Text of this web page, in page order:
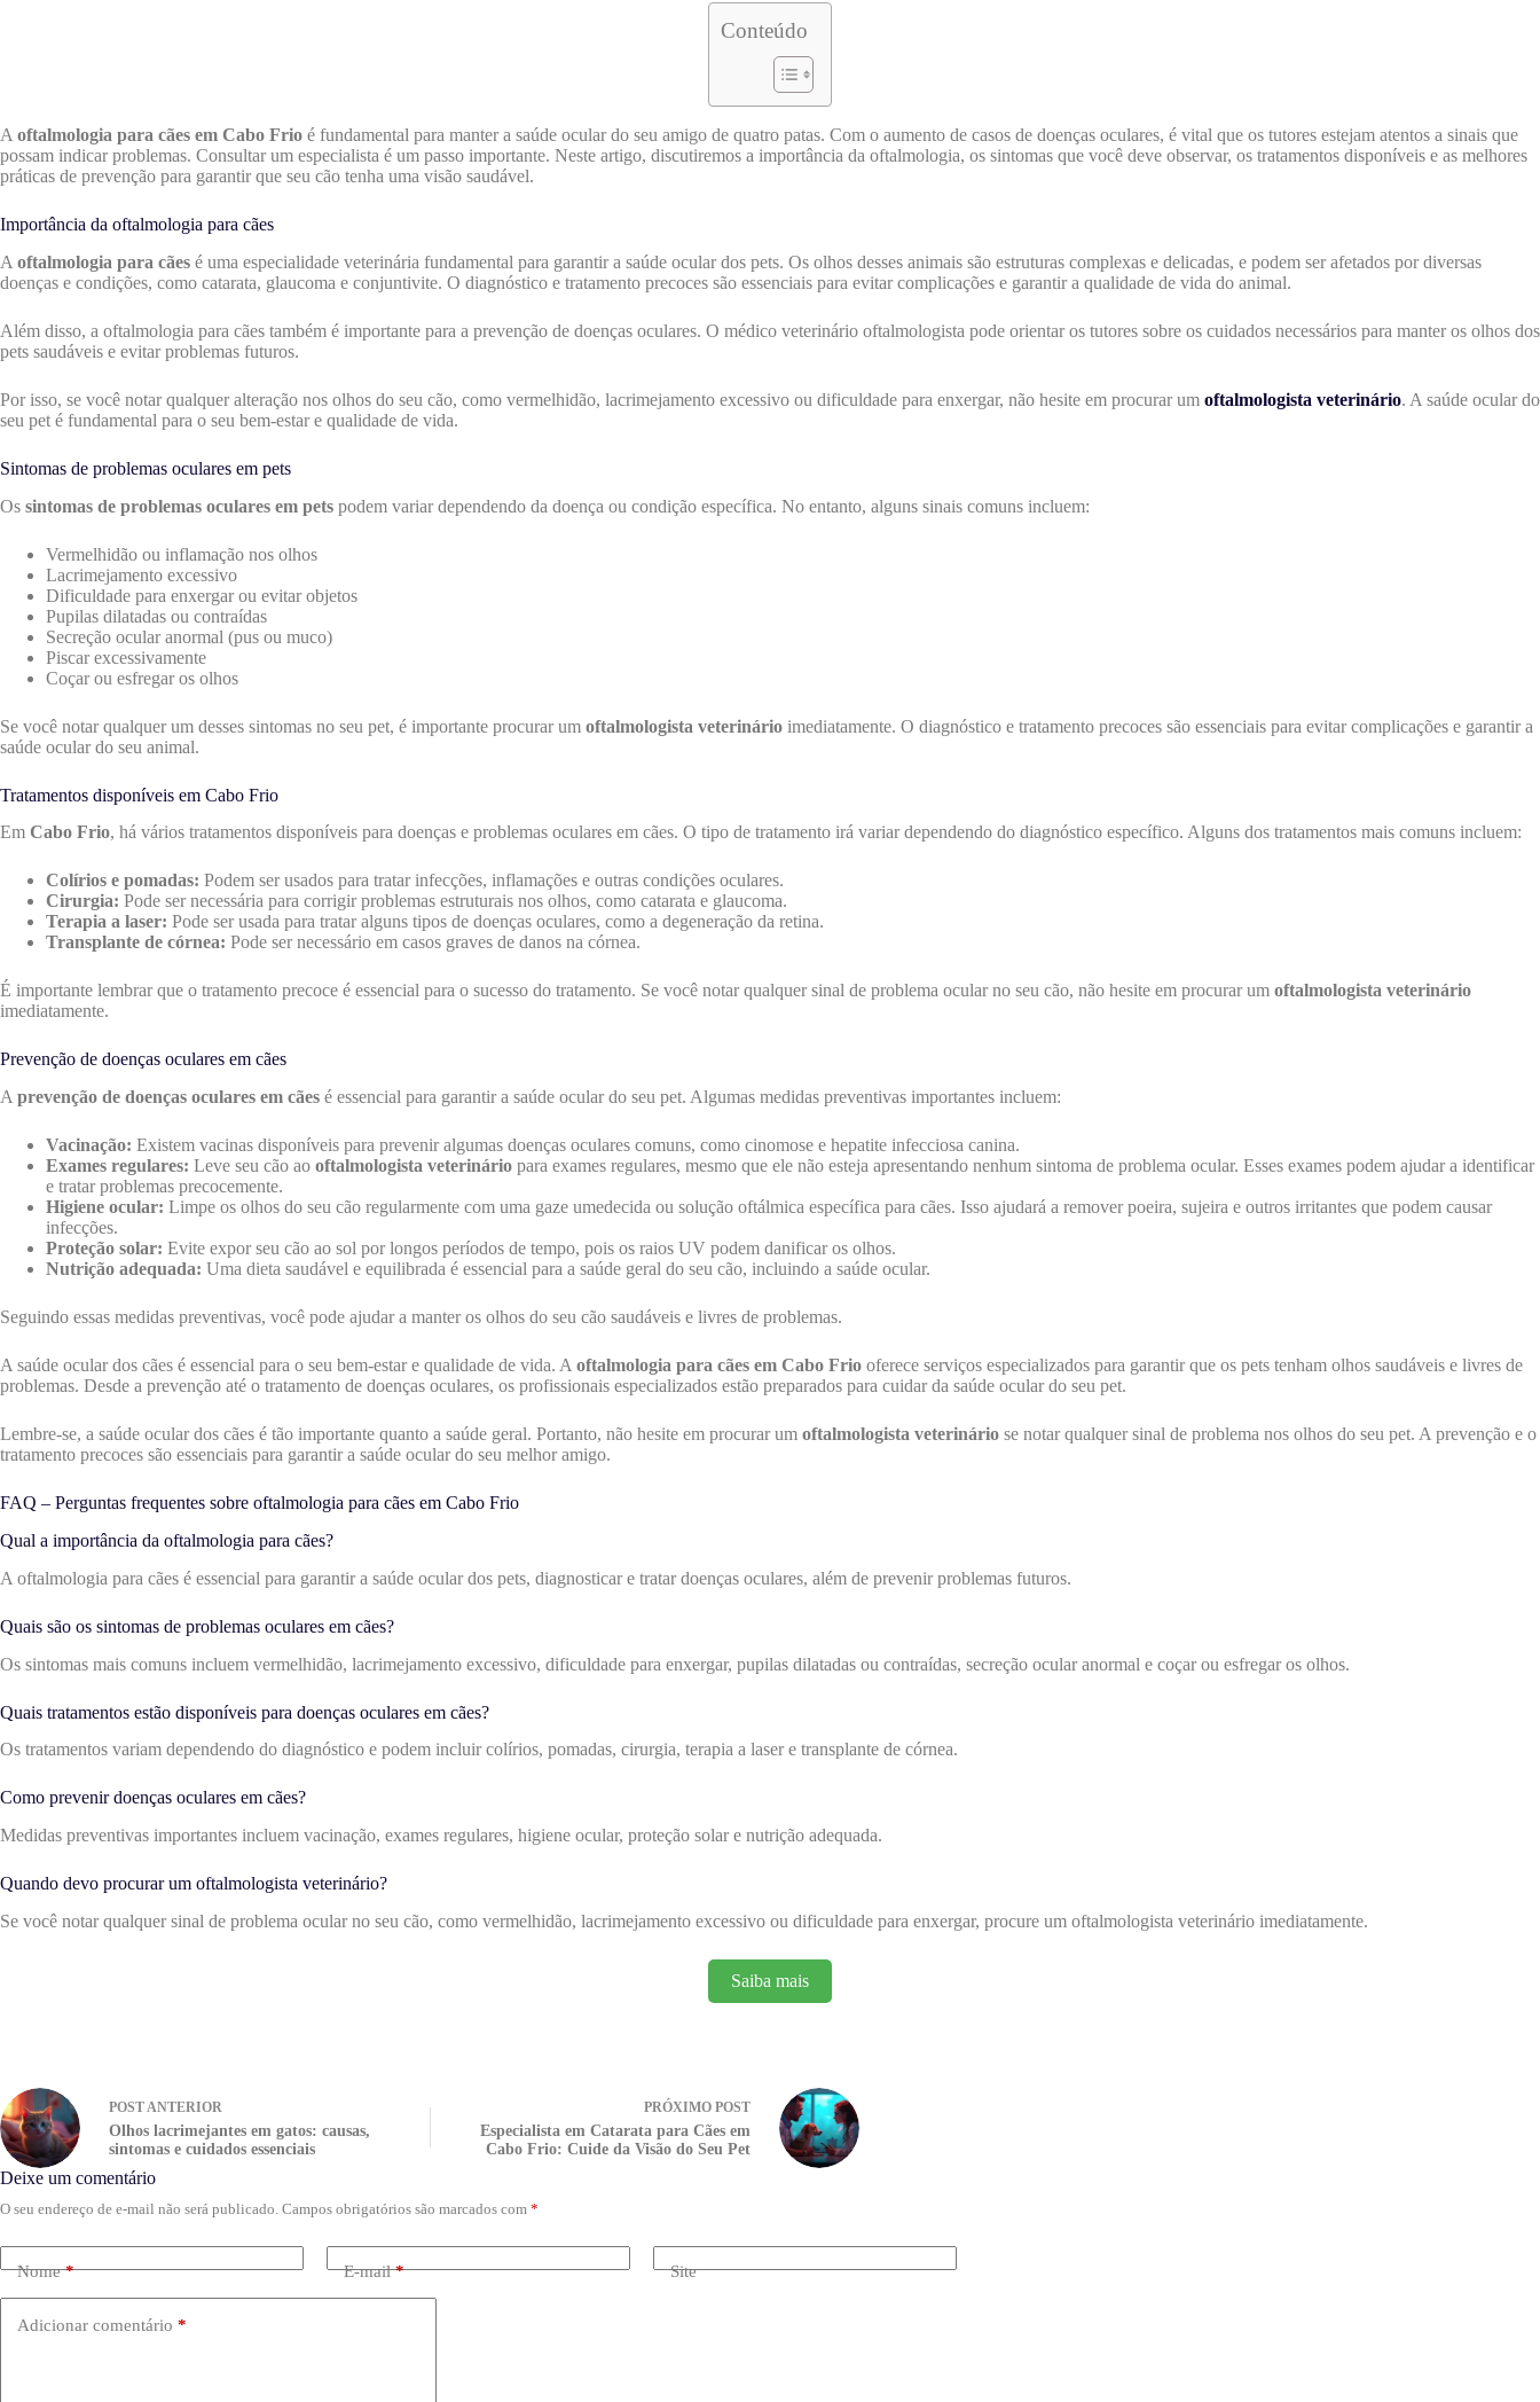
Conteúdo
A oftalmologia para cães em Cabo Frio é fundamental para manter a saúde ocular do seu amigo de quatro patas. Com o aumento de casos de doenças oculares, é vital que os tutores estejam atentos a sinais que
possam indicar problemas. Consultar um especialista é um passo importante. Neste artigo, discutiremos a importância da oftalmologia, os sintomas que você deve observar, os tratamentos disponíveis e as melhores
práticas de prevenção para garantir que seu cão tenha uma visão saudável.
Importância da oftalmologia para cães
A oftalmologia para cães é uma especialidade veterinária fundamental para garantir a saúde ocular dos pets. Os olhos desses animais são estruturas complexas e delicadas, e podem ser afetados por diversas
doenças e condições, como catarata, glaucoma e conjuntivite. O diagnóstico e tratamento precoces são essenciais para evitar complicações e garantir a qualidade de vida do animal.
Além disso, a oftalmologia para cães também é importante para a prevenção de doenças oculares. O médico veterinário oftalmologista pode orientar os tutores sobre os cuidados necessários para manter os olhos dos
pets saudáveis e evitar problemas futuros.
Por isso, se você notar qualquer alteração nos olhos do seu cão, como vermelhidão, lacrimejamento excessivo ou dificuldade para enxergar, não hesite em procurar um oftalmologista veterinário. A saúde ocular do
seu pet é fundamental para o seu bem-estar e qualidade de vida.
Sintomas de problemas oculares em pets
Os sintomas de problemas oculares em pets podem variar dependendo da doença ou condição específica. No entanto, alguns sinais comuns incluem:
Vermelhidão ou inflamação nos olhos
Lacrimejamento excessivo
Dificuldade para enxergar ou evitar objetos
Pupilas dilatadas ou contraídas
Secreção ocular anormal (pus ou muco)
Piscar excessivamente
Coçar ou esfregar os olhos
Se você notar qualquer um desses sintomas no seu pet, é importante procurar um oftalmologista veterinário imediatamente. O diagnóstico e tratamento precoces são essenciais para evitar complicações e garantir a
saúde ocular do seu animal.
Tratamentos disponíveis em Cabo Frio
Em Cabo Frio, há vários tratamentos disponíveis para doenças e problemas oculares em cães. O tipo de tratamento irá variar dependendo do diagnóstico específico. Alguns dos tratamentos mais comuns incluem:
Colírios e pomadas: Podem ser usados para tratar infecções, inflamações e outras condições oculares.
Cirurgia: Pode ser necessária para corrigir problemas estruturais nos olhos, como catarata e glaucoma.
Terapia a laser: Pode ser usada para tratar alguns tipos de doenças oculares, como a degeneração da retina.
Transplante de córnea: Pode ser necessário em casos graves de danos na córnea.
É importante lembrar que o tratamento precoce é essencial para o sucesso do tratamento. Se você notar qualquer sinal de problema ocular no seu cão, não hesite em procurar um oftalmologista veterinário
imediatamente.
Prevenção de doenças oculares em cães
A prevenção de doenças oculares em cães é essencial para garantir a saúde ocular do seu pet. Algumas medidas preventivas importantes incluem:
Vacinação: Existem vacinas disponíveis para prevenir algumas doenças oculares comuns, como cinomose e hepatite infecciosa canina.
Exames regulares: Leve seu cão ao oftalmologista veterinário para exames regulares, mesmo que ele não esteja apresentando nenhum sintoma de problema ocular. Esses exames podem ajudar a identificar
e tratar problemas precocemente.
Higiene ocular: Limpe os olhos do seu cão regularmente com uma gaze umedecida ou solução oftálmica específica para cães. Isso ajudará a remover poeira, sujeira e outros irritantes que podem causar
infecções.
Proteção solar: Evite expor seu cão ao sol por longos períodos de tempo, pois os raios UV podem danificar os olhos.
Nutrição adequada: Uma dieta saudável e equilibrada é essencial para a saúde geral do seu cão, incluindo a saúde ocular.
Seguindo essas medidas preventivas, você pode ajudar a manter os olhos do seu cão saudáveis e livres de problemas.
A saúde ocular dos cães é essencial para o seu bem-estar e qualidade de vida. A oftalmologia para cães em Cabo Frio oferece serviços especializados para garantir que os pets tenham olhos saudáveis e livres de
problemas. Desde a prevenção até o tratamento de doenças oculares, os profissionais especializados estão preparados para cuidar da saúde ocular do seu pet.
Lembre-se, a saúde ocular dos cães é tão importante quanto a saúde geral. Portanto, não hesite em procurar um oftalmologista veterinário se notar qualquer sinal de problema nos olhos do seu pet. A prevenção e o
tratamento precoces são essenciais para garantir a saúde ocular do seu melhor amigo.
FAQ – Perguntas frequentes sobre oftalmologia para cães em Cabo Frio
Qual a importância da oftalmologia para cães?
A oftalmologia para cães é essencial para garantir a saúde ocular dos pets, diagnosticar e tratar doenças oculares, além de prevenir problemas futuros.
Quais são os sintomas de problemas oculares em cães?
Os sintomas mais comuns incluem vermelhidão, lacrimejamento excessivo, dificuldade para enxergar, pupilas dilatadas ou contraídas, secreção ocular anormal e coçar ou esfregar os olhos.
Quais tratamentos estão disponíveis para doenças oculares em cães?
Os tratamentos variam dependendo do diagnóstico e podem incluir colírios, pomadas, cirurgia, terapia a laser e transplante de córnea.
Como prevenir doenças oculares em cães?
Medidas preventivas importantes incluem vacinação, exames regulares, higiene ocular, proteção solar e nutrição adequada.
Quando devo procurar um oftalmologista veterinário?
Se você notar qualquer sinal de problema ocular no seu cão, como vermelhidão, lacrimejamento excessivo ou dificuldade para enxergar, procure um oftalmologista veterinário imediatamente.
Saiba mais
POSTANTERIOR
Olhos lacrimejantes em gatos: causas,
sintomas e cuidados essenciais
PRÓXIMO POST
Especialista em Catarata para Cães em
Cabo Frio: Cuide da Visão do Seu Pet
Deixe um comentário
O seu endereço de e-mail não será publicado. Campos obrigatórios são marcados com *
Nome* E-mail* Site
Adicionar comentário *